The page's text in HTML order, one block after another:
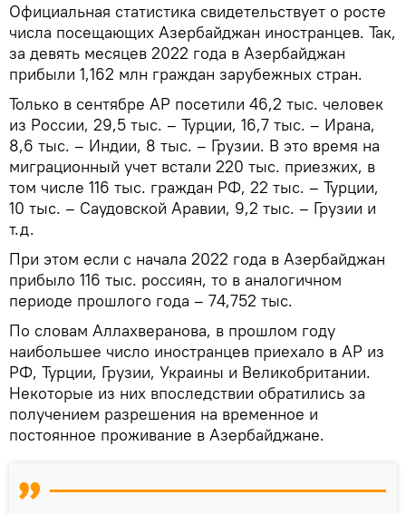
Официальная статистика свидетельствует о росте
числа посещающих Азербайджан иностранцев. Так,
за девять месяцев 2022 года в Азербайджан
прибыли 1,162 млн граждан зарубежных стран.
Только в сентябре АР посетили 46,2 тыс. человек
из России, 29,5 тыс. – Турции, 16,7 тыс. – Ирана,
8,6 тыс. – Индии, 8 тыс. – Грузии. В это время на
миграционный учет встали 220 тыс. приезжих, в
том числе 116 тыс. граждан РФ, 22 тыс. – Турции,
10 тыс. – Саудовской Аравии, 9,2 тыс. – Грузии и
т.д.
При этом если с начала 2022 года в Азербайджан
прибыло 116 тыс. россиян, то в аналогичном
периоде прошлого года – 74,752 тыс.
По словам Аллахверанова, в прошлом году
наибольшее число иностранцев приехало в АР из
РФ, Турции, Грузии, Украины и Великобритании.
Некоторые из них впоследствии обратились за
получением разрешения на временное и
постоянное проживание в Азербайджане.